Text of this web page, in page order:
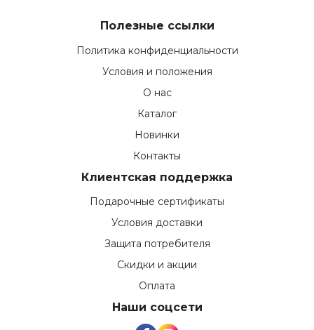
Полезные ссылки
Политика конфиденциальности
Условия и положения
О нас
Каталог
Новинки
Контакты
Клиентская поддержка
Подарочные сертификаты
Условия доставки
Защита потребителя
Скидки и акции
Оплата
Наши соцсети